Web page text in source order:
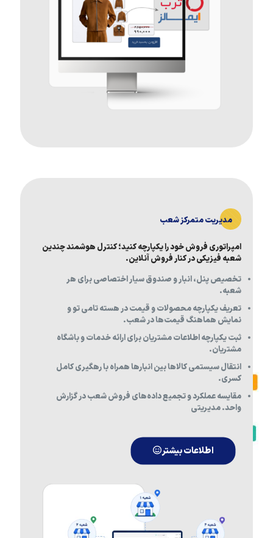
مدیریت متمرکز شعب
امپراتوری فروش خود را یکپارچه کنید؛ کنترل هوشمند چندین
شعبه فیزیکی در کنار فروش آنلاین.
تخصیص پنل، انبار و صندوق سیار اختصاصی برای هر
شعبه.
تعریف یکپارچه محصولات و قیمت در هسته تامی تو و
نمایش هماهنگ قیمت‌ها در شعب.
ثبت یکپارچه اطلاعات مشتریان برای ارائه خدمات و باشگاه
مشتریان.
انتقال سیستمی کالاها بین انبارها همراه با رهگیری کامل
کسری.
مقایسه عملکرد و تجمیع داده‌های فروش شعب در گزارش
واحد. مدیریتی
اطلاعات بیشتر